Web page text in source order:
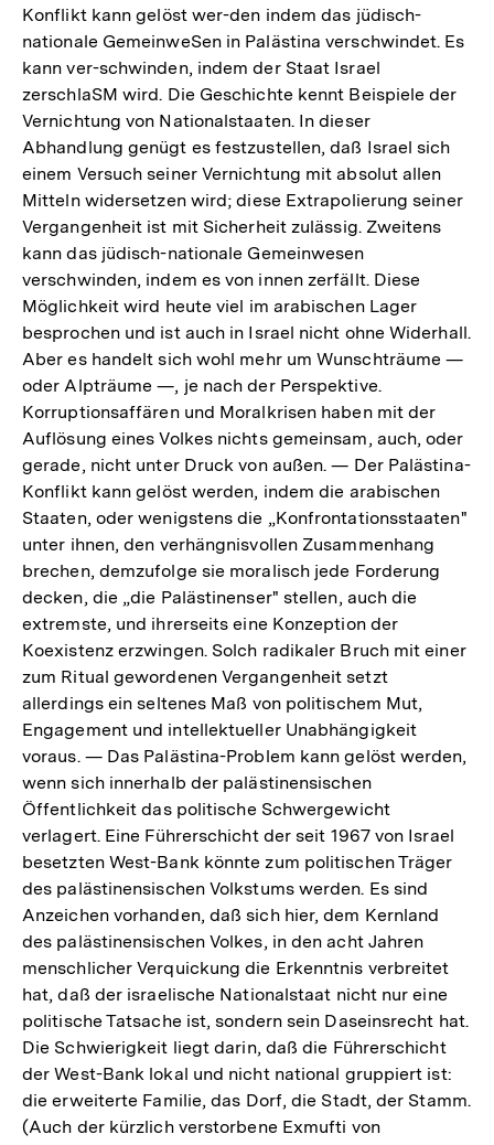
Konflikt kann gelöst wer-den indem das jüdisch-
nationale GemeinweSen in Palästina verschwindet. Es
kann ver-schwinden, indem der Staat Israel
zerschlaSM wird. Die Geschichte kennt Beispiele der
Vernichtung von Nationalstaaten. In dieser
Abhandlung genügt es festzustellen, daß Israel sich
einem Versuch seiner Vernichtung mit absolut allen
Mitteln widersetzen wird; diese Extrapolierung seiner
Vergangenheit ist mit Sicherheit zulässig. Zweitens
kann das jüdisch-nationale Gemeinwesen
verschwinden, indem es von innen zerfällt. Diese
Möglichkeit wird heute viel im arabischen Lager
besprochen und ist auch in Israel nicht ohne Widerhall.
Aber es handelt sich wohl mehr um Wunschträume —
oder Alpträume —, je nach der Perspektive.
Korruptionsaffären und Moralkrisen haben mit der
Auflösung eines Volkes nichts gemeinsam, auch, oder
gerade, nicht unter Druck von außen. — Der Palästina-
Konflikt kann gelöst werden, indem die arabischen
Staaten, oder wenigstens die „Konfrontationsstaaten"
unter ihnen, den verhängnisvollen Zusammenhang
brechen, demzufolge sie moralisch jede Forderung
decken, die „die Palästinenser" stellen, auch die
extremste, und ihrerseits eine Konzeption der
Koexistenz erzwingen. Solch radikaler Bruch mit einer
zum Ritual gewordenen Vergangenheit setzt
allerdings ein seltenes Maß von politischem Mut,
Engagement und intellektueller Unabhängigkeit
voraus. — Das Palästina-Problem kann gelöst werden,
wenn sich innerhalb der palästinensischen
Öffentlichkeit das politische Schwergewicht
verlagert. Eine Führerschicht der seit 1967 von Israel
besetzten West-Bank könnte zum politischen Träger
des palästinensischen Volkstums werden. Es sind
Anzeichen vorhanden, daß sich hier, dem Kernland
des palästinensischen Volkes, in den acht Jahren
menschlicher Verquickung die Erkenntnis verbreitet
hat, daß der israelische Nationalstaat nicht nur eine
politische Tatsache ist, sondern sein Daseinsrecht hat.
Die Schwierigkeit liegt darin, daß die Führerschicht
der West-Bank lokal und nicht national gruppiert ist:
die erweiterte Familie, das Dorf, die Stadt, der Stamm.
(Auch der kürzlich verstorbene Exmufti von